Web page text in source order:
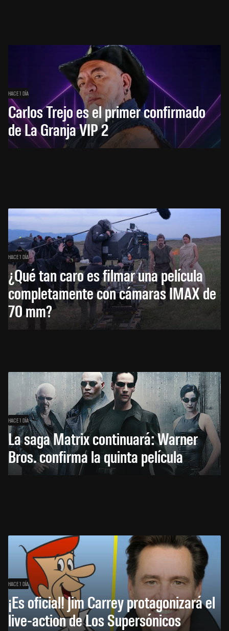
HACE 1 DÍA
Carlos Trejo es el primer confirmado
de La Granja VIP 2
HACE 1 DÍA
¿Qué tan caro es filmar una película
completamente con cámaras IMAX de
70 mm?
HACE 1 DÍA
La saga Matrix continuará: Warner
Bros. confirma la quinta película
HACE 1 DÍA
¡Es oficial! Jim Carrey protagonizará el
live-action de Los Supersónicos